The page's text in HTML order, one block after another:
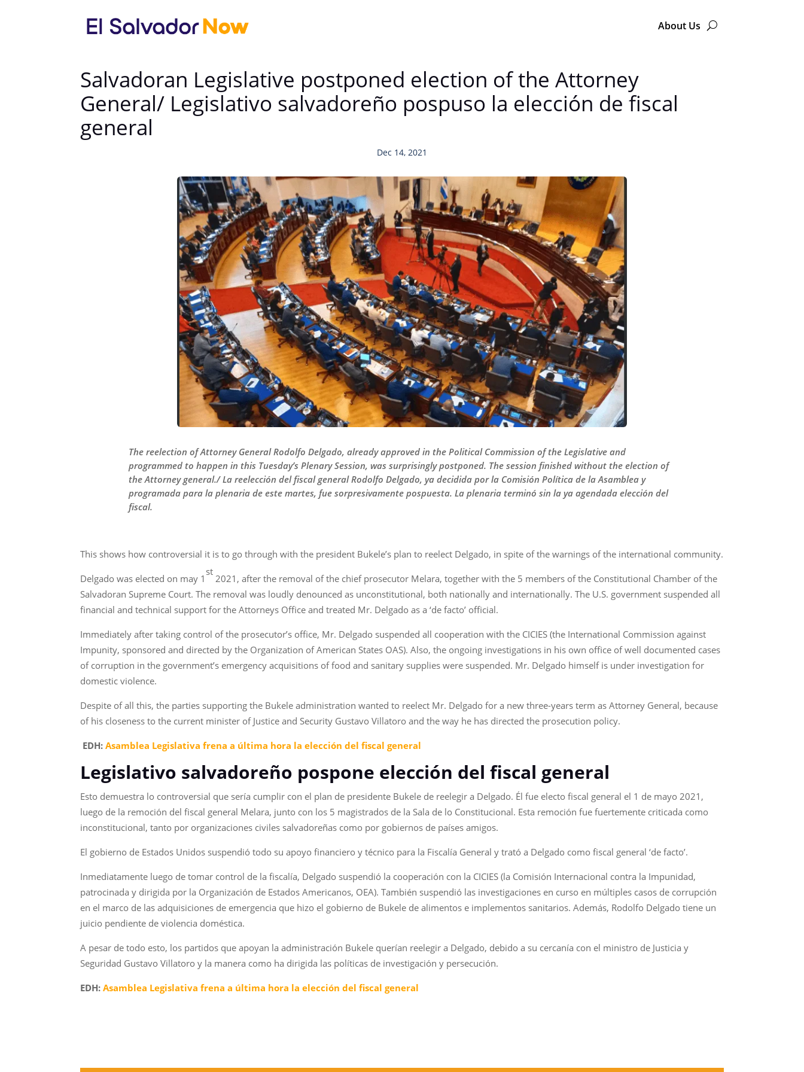
About Us
Salvadoran Legislative postponed election of the Attorney
General/ Legislativo salvadoreño pospuso la elección de fiscal
general
Dec 14, 2021
The reelection of Attorney General Rodolfo Delgado, already approved in the Political Commission of the Legislative and
programmed to happen in this Tuesday’s Plenary Session, was surprisingly postponed. The session finished without the election of
the Attorney general./ La reelección del fiscal general Rodolfo Delgado, ya decidida por la Comisión Política de la Asamblea y
programada para la plenaria de este martes, fue sorpresivamente pospuesta. La plenaria terminó sin la ya agendada elección del
fiscal.
This shows how controversial it is to go through with the president Bukele’s plan to reelect Delgado, in spite of the warnings of the international community.
Delgado was elected on may 1
st
2021, after the removal of the chief prosecutor Melara, together with the 5 members of the Constitutional Chamber of the
Salvadoran Supreme Court. The removal was loudly denounced as unconstitutional, both nationally and internationally. The U.S. government suspended all
financial and technical support for the Attorneys Office and treated Mr. Delgado as a ‘de facto’ official.
Immediately after taking control of the prosecutor’s office, Mr. Delgado suspended all cooperation with the CICIES (the International Commission against
Impunity, sponsored and directed by the Organization of American States OAS). Also, the ongoing investigations in his own office of well documented cases
of corruption in the government’s emergency acquisitions of food and sanitary supplies were suspended. Mr. Delgado himself is under investigation for
domestic violence.
Despite of all this, the parties supporting the Bukele administration wanted to reelect Mr. Delgado for a new three-years term as Attorney General, because
of his closeness to the current minister of Justice and Security Gustavo Villatoro and the way he has directed the prosecution policy.
EDH:Asamblea Legislativa frena a última hora la elección del fiscal general
Legislativo salvadoreño pospone elección del fiscal general
Esto demuestra lo controversial que sería cumplir con el plan de presidente Bukele de reelegir a Delgado. Él fue electo fiscal general el 1 de mayo 2021,
luego de la remoción del fiscal general Melara, junto con los 5 magistrados de la Sala de lo Constitucional. Esta remoción fue fuertemente criticada como
inconstitucional, tanto por organizaciones civiles salvadoreñas como por gobiernos de países amigos.
El gobierno de Estados Unidos suspendió todo su apoyo financiero y técnico para la Fiscalía General y trató a Delgado como fiscal general ‘de facto’.
Inmediatamente luego de tomar control de la fiscalía, Delgado suspendió la cooperación con la CICIES (la Comisión Internacional contra la Impunidad,
patrocinada y dirigida por la Organización de Estados Americanos, OEA). También suspendió las investigaciones en curso en múltiples casos de corrupción
en el marco de las adquisiciones de emergencia que hizo el gobierno de Bukele de alimentos e implementos sanitarios. Además, Rodolfo Delgado tiene un
juicio pendiente de violencia doméstica.
A pesar de todo esto, los partidos que apoyan la administración Bukele querían reelegir a Delgado, debido a su cercanía con el ministro de Justicia y
Seguridad Gustavo Villatoro y la manera como ha dirigida las políticas de investigación y persecución.
EDH:Asamblea Legislativa frena a última hora la elección del fiscal general